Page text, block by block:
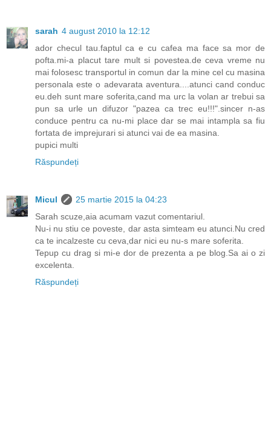
sarah 4 august 2010 la 12:12
ador checul tau.faptul ca e cu cafea ma face sa mor de
pofta.mi-a placut tare mult si povestea.de ceva vreme nu
mai folosesc transportul in comun dar la mine cel cu masina
personala este o adevarata aventura....atunci cand conduc
eu.deh sunt mare soferita,cand ma urc la volan ar trebui sa
pun sa urle un difuzor "pazea ca trec eu!!!".sincer n-as
conduce pentru ca nu-mi place dar se mai intampla sa fiu
fortata de imprejurari si atunci vai de ea masina.
pupici multi
Răspundeți
Micul
25 martie 2015 la 04:23
Sarah scuze,aia acumam vazut comentariul.
Nu-i nu stiu ce poveste, dar asta simteam eu atunci.Nu cred
ca te incalzeste cu ceva,dar nici eu nu-s mare soferita.
Tepup cu drag si mi-e dor de prezenta a pe blog.Sa ai o zi
excelenta.
Răspundeți